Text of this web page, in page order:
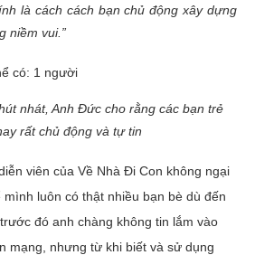
là cách cách bạn chủ động xây dựng
niềm vui.”
nhát, Anh Đức cho rằng các bạn trẻ
rất chủ động và tự tin
viên của Về Nhà Đi Con không ngại
luôn có thật nhiều bạn bè dù đến
đó anh chàng không tin lắm vào
mạng, nhưng từ khi biết và sử dụng